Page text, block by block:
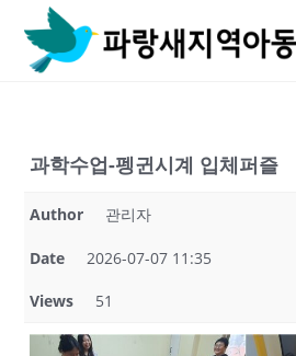
content
과학수업-펭귄시계 입체퍼즐
Author 관리자
Date 2026-07-07 11:35
Views 51